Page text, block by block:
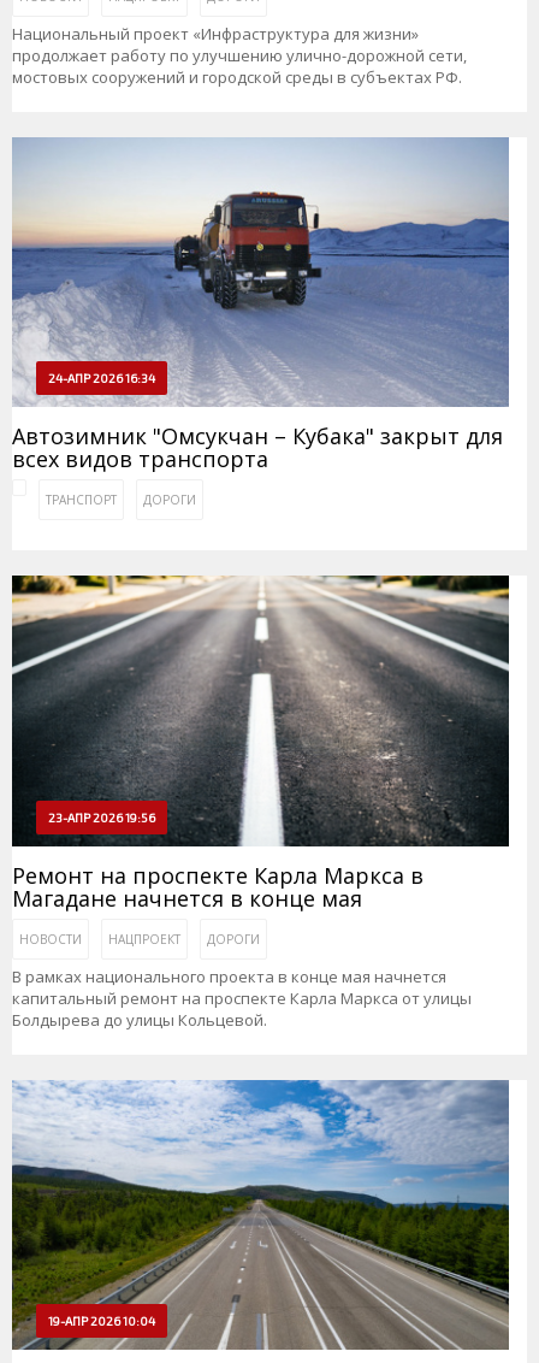
Национальный проект «Инфраструктура для жизни»
продолжает работу по улучшению улично-дорожной сети,
мостовых сооружений и городской среды в субъектах РФ.
24-АПР 2026 16:34
Автозимник "Омсукчан – Кубака" закрыт для
всех видов транспорта
ТРАНСПОРТ ДОРОГИ
23-АПР 2026 19:56
Ремонт на проспекте Карла Маркса в
Магадане начнется в конце мая
НОВОСТИ НАЦПРОЕКТ ДОРОГИ
В рамках национального проекта в конце мая начнется
капитальный ремонт на проспекте Карла Маркса от улицы
Болдырева до улицы Кольцевой.
19-АПР 2026 10:04